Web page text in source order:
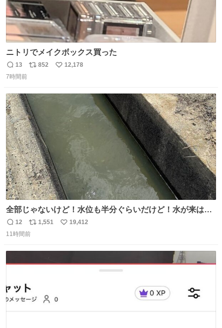
ニトリでメイクボックス買った
返
信
13
リ
ト
数
852
い
12,178
7時間前
全部じゃないけど！水位も半分ぐらいだけど！水が来はじ
めたよ！！！ 作業してくれた方々ありがとーーー
ー！！！！！！！！！！！！！！！！！！！！！！！！！
返
信
12
リ
ポ
1,551
い
19,412
11時間前